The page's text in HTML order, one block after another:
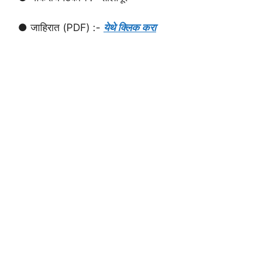
● जाहिरात (PDF) :- येथे क्लिक करा